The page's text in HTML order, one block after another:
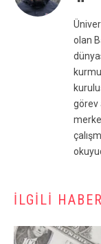
olan
görev
İLGILI